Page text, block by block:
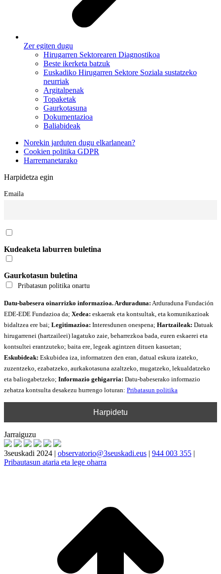
Zer egiten dugu
Hirugarren Sektorearen Diagnostikoa
Beste ikerketa batzuk
Euskadiko Hirugarren Sektore Soziala sustatzeko
neurriak
Argitalpenak
Topaketak
Gaurkotasuna
Dokumentazioa
Baliabideak
Norekin jarduten dugu elkarlanean?
Cookien politika GDPR
Harremanetarako
Harpidetza egin
Emaila
Kudeaketa laburren buletina
Gaurkotasun buletina
Pribatasun politika onartu
Datu-babesera oinarrizko informazioa. Arduraduna: Arduraduna Fundación
EDE-EDE Fundazioa da; Xedea: eskaerak eta kontsultak, eta komunikazioak
bidaltzea ere bai; Legitimazioa: Interesdunen onespena; Hartzaileak: Datuak
hirugarrenei (hartzaileei) lagatuko zaie, beharrezkoa bada, euren eskaerei eta
kontsultei erantzuteko; baita ere, legeak agintzen dituen kasuetan;
Eskubideak: Eskubidea iza, informatzen den eran, datual eskura izateko,
zuzentzeko, ezabatzeko, aurkakotasuna azaltzeko, mugatzeko, lekualdatzeko
eta baliogabetzeko; Informazio gehigarria: Datu-babeserako informazio
zehatza kontsulta desakezu hurrengo loturan: Pribatasun politika
Jarraiguzu
3seuskadi 2024 | observatorio@3seuskadi.eus | 944 003 355 |
Pribautasun ataria eta lege oharra